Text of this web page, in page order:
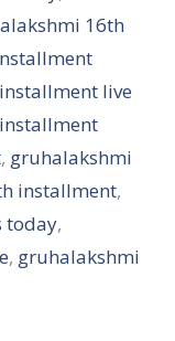
16th
live
, gruhalakshmi
installment,
today,
, gruhalakshmi